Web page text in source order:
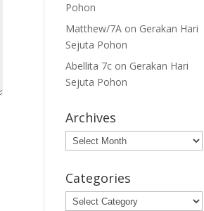
Pohon
Matthew/7A on Gerakan Hari
Sejuta Pohon
Abellita 7c on Gerakan Hari
Sejuta Pohon
Archives
Archives
Categories
Categories